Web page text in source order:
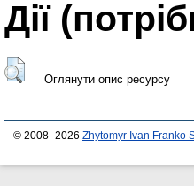
Дії
Оглянути опис ресурсу
© 2008–2026 Zhytomyr Ivan Franko